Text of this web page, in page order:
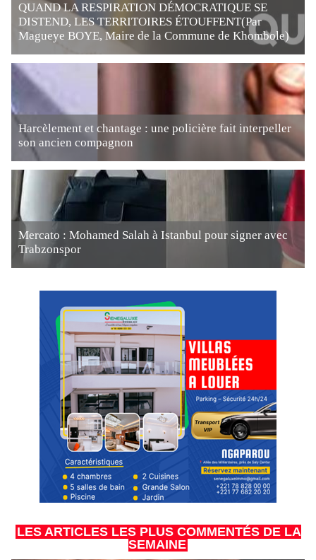
QUAND LA RESPIRATION DÉMOCRATIQUE SE
DISTEND, LES TERRITOIRES ÉTOUFFENT(Par
Magueye BOYE, Maire de la Commune de Khombole)
Harcèlement et chantage : une policière fait interpeller
son ancien compagnon
Mercato : Mohamed Salah à Istanbul pour signer avec
Trabzonspor
LES ARTICLES LES PLUS COMMENTÉS DE LA
SEMAINE